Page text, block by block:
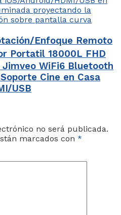
Enfoque Remoto
Portatil 18000L FHD
WiFi6 Bluetooth
Cine en Casa
USB
no será publicada.
marcados con *